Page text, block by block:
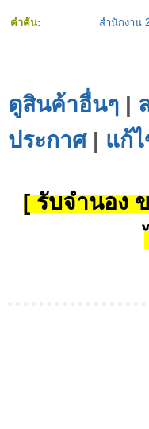
คำค้น: สำนักงาน
ดูสินค้าอื่นๆ |
ประกาศ| แก้
[ รับจำนอง